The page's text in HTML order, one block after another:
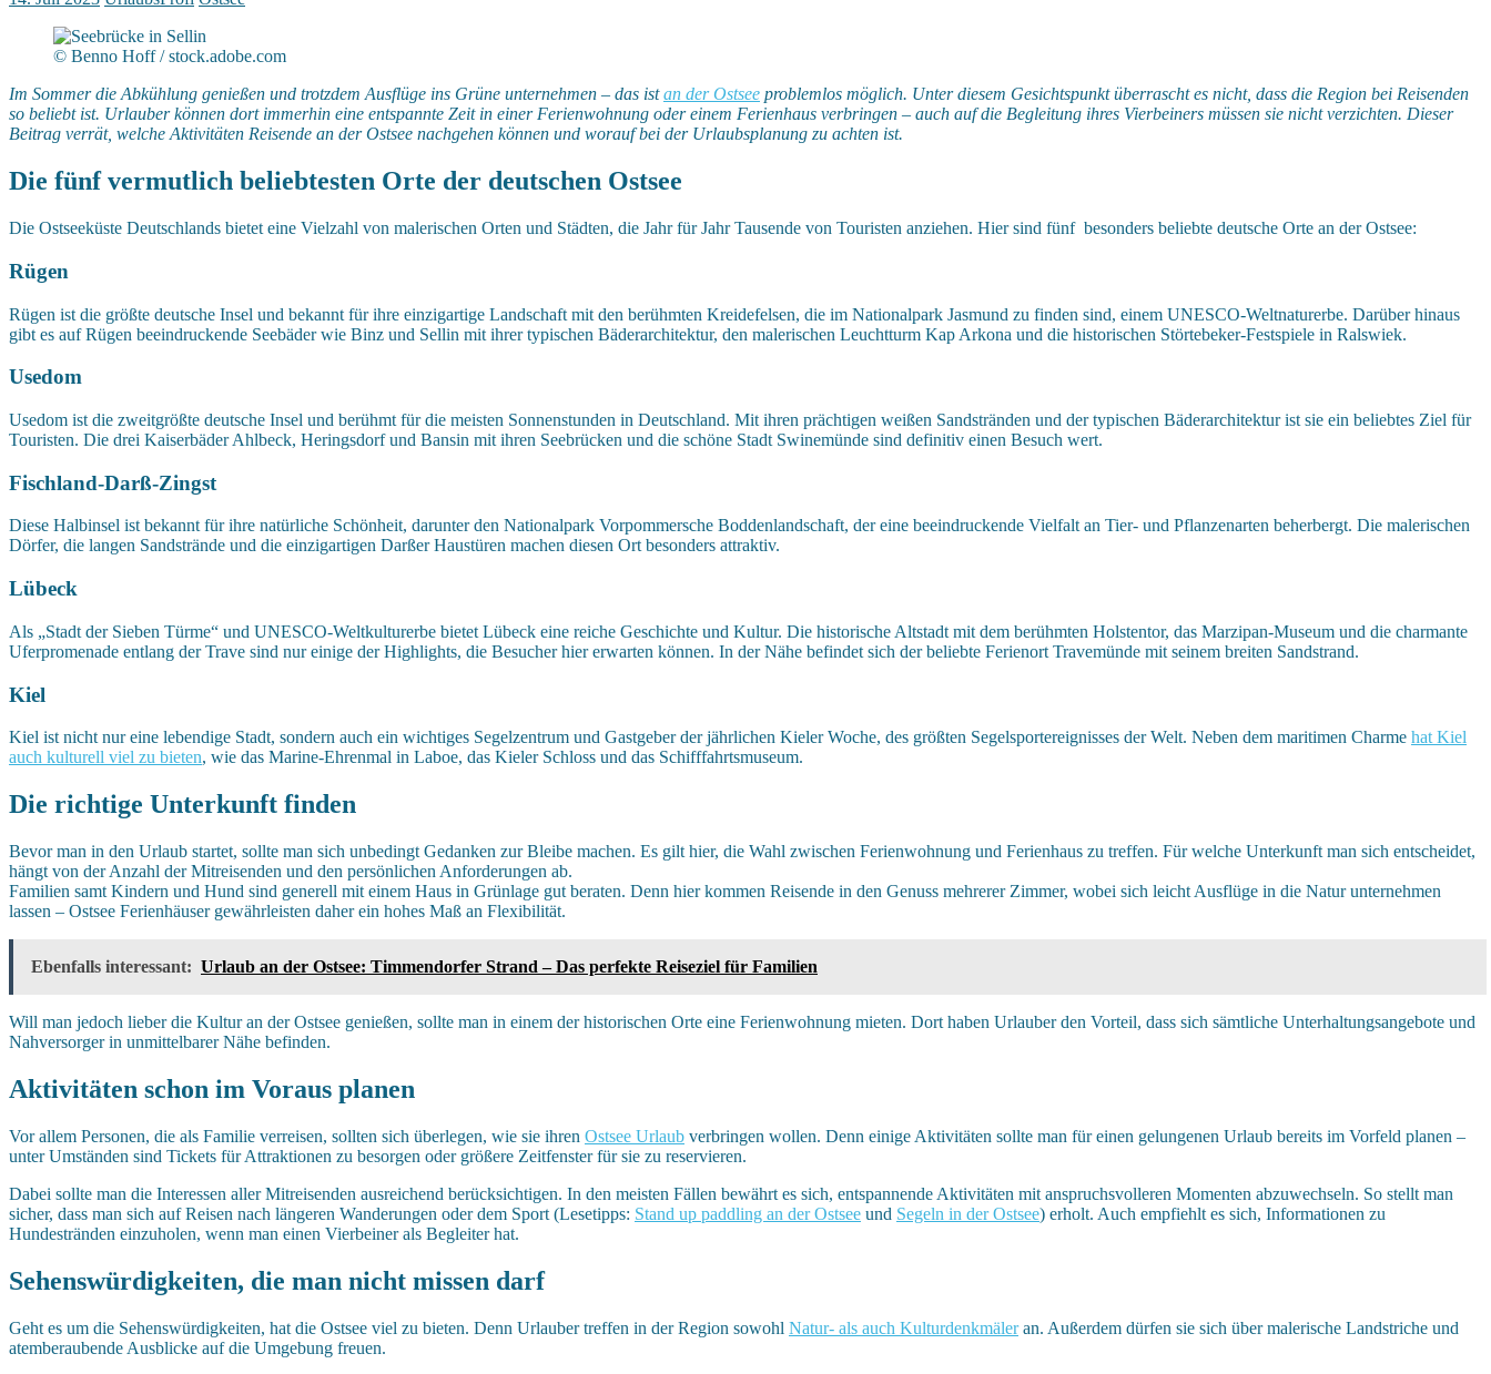
© Benno Hoff / stock.adobe.com
Im Sommer die Abkühlung genießen und trotzdem Ausflüge ins Grüne unternehmen – das istan der Ostsee problemlos möglich. Unter diesem Gesichtspunkt überrascht es nicht, dass die Region bei Reisenden
so beliebt ist. Urlauber können dort immerhin eine entspannte Zeit in einer Ferienwohnung oder einem Ferienhaus verbringen – auch auf die Begleitung ihres Vierbeiners müssen sie nicht verzichten. Dieser
Beitrag verrät, welche Aktivitäten Reisende an der Ostsee nachgehen können und worauf bei der Urlaubsplanung zu achten ist.
Die fünf vermutlich beliebtesten Orte der deutschen Ostsee
Die Ostseeküste Deutschlands bietet eine Vielzahl von malerischen Orten und Städten, die Jahr für Jahr Tausende von Touristen anziehen. Hier sind fünf besonders beliebte deutsche Orte an der Ostsee:
Rügen
Rügen ist die größte deutsche Insel und bekannt für ihre einzigartige Landschaft mit den berühmten Kreidefelsen, die im Nationalpark Jasmund zu finden sind, einem UNESCO-Weltnaturerbe. Darüber hinaus
gibt es auf Rügen beeindruckende Seebäder wie Binz und Sellin mit ihrer typischen Bäderarchitektur, den malerischen Leuchtturm Kap Arkona und die historischen Störtebeker-Festspiele in Ralswiek.
Usedom
Usedom ist die zweitgrößte deutsche Insel und berühmt für die meisten Sonnenstunden in Deutschland. Mit ihren prächtigen weißen Sandstränden und der typischen Bäderarchitektur ist sie ein beliebtes Ziel für
Touristen. Die drei Kaiserbäder Ahlbeck, Heringsdorf und Bansin mit ihren Seebrücken und die schöne Stadt Swinemünde sind definitiv einen Besuch wert.
Fischland-Darß-Zingst
Diese Halbinsel ist bekannt für ihre natürliche Schönheit, darunter den Nationalpark Vorpommersche Boddenlandschaft, der eine beeindruckende Vielfalt an Tier- und Pflanzenarten beherbergt. Die malerischen
Dörfer, die langen Sandstrände und die einzigartigen Darßer Haustüren machen diesen Ort besonders attraktiv.
Lübeck
Als „Stadt der Sieben Türme“ und UNESCO-Weltkulturerbe bietet Lübeck eine reiche Geschichte und Kultur. Die historische Altstadt mit dem berühmten Holstentor, das Marzipan-Museum und die charmante
Uferpromenade entlang der Trave sind nur einige der Highlights, die Besucher hier erwarten können. In der Nähe befindet sich der beliebte Ferienort Travemünde mit seinem breiten Sandstrand.
Kiel
Kiel ist nicht nur eine lebendige Stadt, sondern auch ein wichtiges Segelzentrum und Gastgeber der jährlichen Kieler Woche, des größten Segelsportereignisses der Welt. Neben dem maritimen Charme hat Kiel
auch kulturell viel zu bieten, wie das Marine-Ehrenmal in Laboe, das Kieler Schloss und das Schifffahrtsmuseum.
Die richtige Unterkunft finden
Bevor man in den Urlaub startet, sollte man sich unbedingt Gedanken zur Bleibe machen. Es gilt hier, die Wahl zwischen Ferienwohnung und Ferienhaus zu treffen. Für welche Unterkunft man sich entscheidet,
hängt von der Anzahl der Mitreisenden und den persönlichen Anforderungen ab.
Familien samt Kindern und Hund sind generell mit einem Haus in Grünlage gut beraten. Denn hier kommen Reisende in den Genuss mehrerer Zimmer, wobei sich leicht Ausflüge in die Natur unternehmen
lassen – Ostsee Ferienhäuser gewährleisten daher ein hohes Maß an Flexibilität.
Ebenfalls interessant: Urlaub an der Ostsee: Timmendorfer Strand – Das perfekte Reiseziel für Familien
Will man jedoch lieber die Kultur an der Ostsee genießen, sollte man in einem der historischen Orte eine Ferienwohnung mieten. Dort haben Urlauber den Vorteil, dass sich sämtliche Unterhaltungsangebote und
Nahversorger in unmittelbarer Nähe befinden.
Aktivitäten schon im Voraus planen
Vor allem Personen, die als Familie verreisen, sollten sich überlegen, wie sie ihren Ostsee Urlaub verbringen wollen. Denn einige Aktivitäten sollte man für einen gelungenen Urlaub bereits im Vorfeld planen –
unter Umständen sind Tickets für Attraktionen zu besorgen oder größere Zeitfenster für sie zu reservieren.
Dabei sollte man die Interessen aller Mitreisenden ausreichend berücksichtigen. In den meisten Fällen bewährt es sich, entspannende Aktivitäten mit anspruchsvolleren Momenten abzuwechseln. So stellt man
sicher, dass man sich auf Reisen nach längeren Wanderungen oder dem Sport (Lesetipps: Stand up paddling an der Ostsee und Segeln in der Ostsee) erholt. Auch empfiehlt es sich, Informationen zu
Hundestränden einzuholen, wenn man einen Vierbeiner als Begleiter hat.
Sehenswürdigkeiten, die man nicht missen darf
Geht es um die Sehenswürdigkeiten, hat die Ostsee viel zu bieten. Denn Urlauber treffen in der Region sowohl Natur- als auch Kulturdenkmäleran. Außerdem dürfen sie sich über malerische Landstriche und
atemberaubende Ausblicke auf die Umgebung freuen.